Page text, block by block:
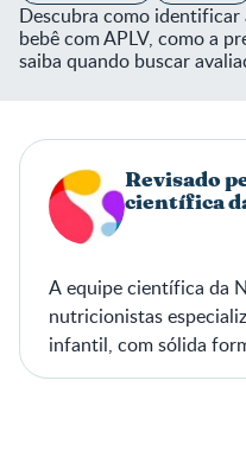
Descubra como identificar
bebê com APLV, como a
saiba quando buscar
Revisado
científica
A equipe científica da
nutricionistas
infantil, com sólida
experiência em prática